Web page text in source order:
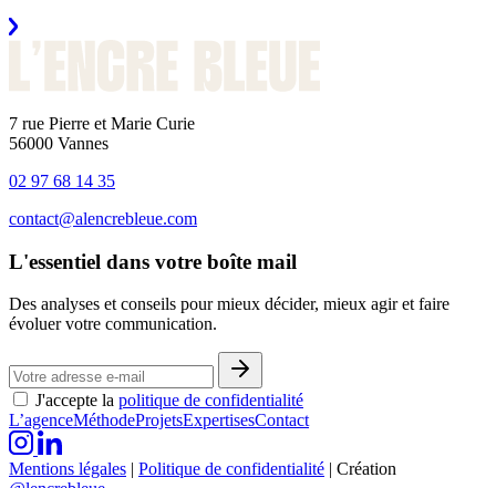
7 rue Pierre et Marie Curie
56000 Vannes
02 97 68 14 35
contact@alencrebleue.com
L'essentiel dans votre boîte mail
Des analyses et conseils pour mieux décider, mieux agir et faire
évoluer votre communication.
J'accepte la politique de confidentialité
L’agenceMéthodeProjetsExpertisesContact
Mentions légales | Politique de confidentialité | Création